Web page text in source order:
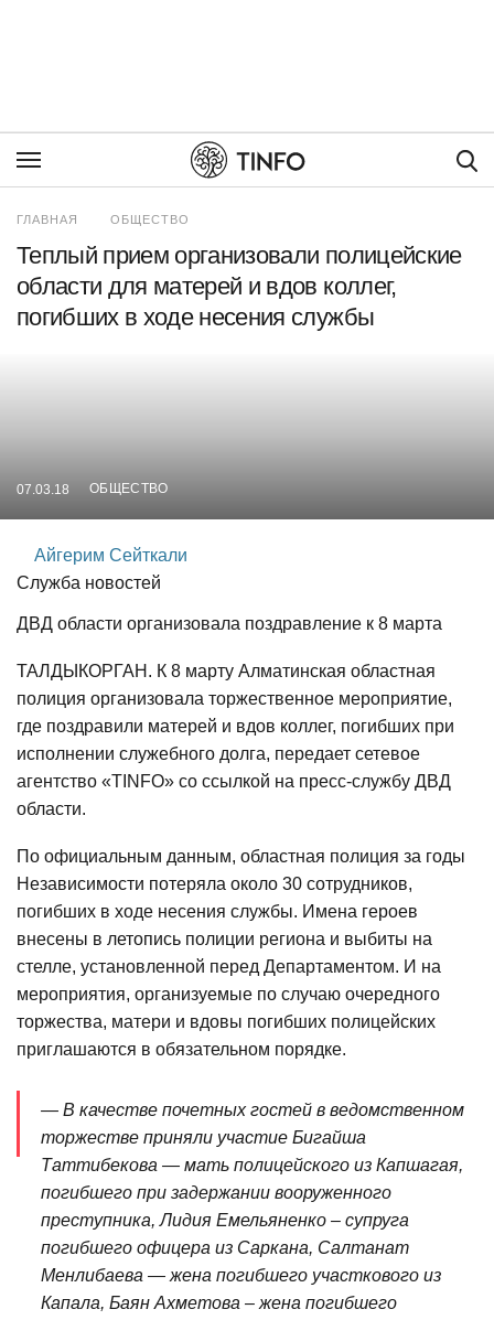
ГЛАВНАЯ ОБЩЕСТВО
Теплый прием организовали полицейские
области для матерей и вдов коллег,
погибших в ходе несения службы
07.03.18 ОБЩЕСТВО
Айгерим Сейткали
Служба новостей
ДВД области организовала поздравление к 8 марта
ТАЛДЫКОРГАН. К 8 марту Алматинская областная
полиция организовала торжественное мероприятие,
где поздравили матерей и вдов коллег, погибших при
исполнении служебного долга, передает сетевое
агентство «TINFO» со ссылкой на пресс-службу ДВД
области.
По официальным данным, областная полиция за годы
Независимости потеряла около 30 сотрудников,
погибших в ходе несения службы. Имена героев
внесены в летопись полиции региона и выбиты на
стелле, установленной перед Департаментом. И на
мероприятия, организуемые по случаю очередного
торжества, матери и вдовы погибших полицейских
приглашаются в обязательном порядке.
— В качестве почетных гостей в ведомственном
торжестве приняли участие Бигайша
Таттибекова — мать полицейского из Капшагая,
погибшего при задержании вооруженного
преступника, Лидия Емельяненко – супруга
погибшего офицера из Саркана, Салтанат
Менлибаева — жена погибшего участкового из
Капала, Баян Ахметова – жена погибшего